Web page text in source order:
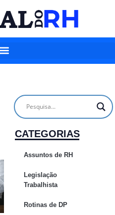
CATEGORIAS
Assuntos de RH
Legislação
Trabalhista
Rotinas de DP